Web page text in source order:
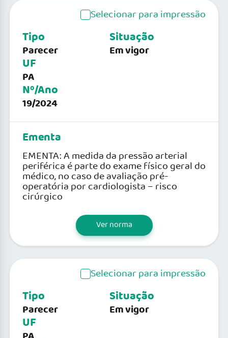
Selecionar para impressão
Tipo
Parecer
UF
PA
Nº/Ano
19/2024
Situação
Em vigor
Ementa
EMENTA: A medida da pressão arterial
periférica é parte do exame físico geral do
médico, no caso de avaliação pré-
operatória por cardiologista – risco
cirúrgico
Ver norma
Selecionar para impressão
Tipo
Parecer
UF
Situação
Em vigor